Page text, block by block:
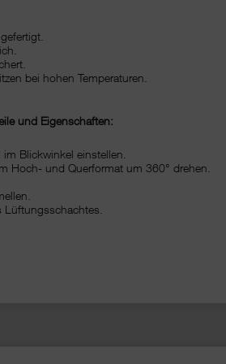
bei hohen Temperaturen.
und Eigenschaften:
Blickwinkel einstellen.
Hoch- und Querformat um 360° drehen.
Lüftungsschachtes.